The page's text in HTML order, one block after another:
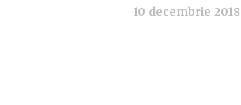
10 decembrie 2018